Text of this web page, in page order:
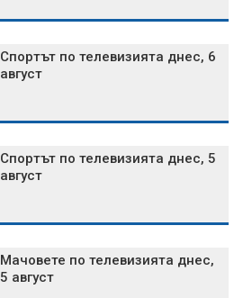
Спортът по телевизията днес, 6
август
Спортът по телевизията днес, 5
август
Мачовете по телевизията днес,
5 август